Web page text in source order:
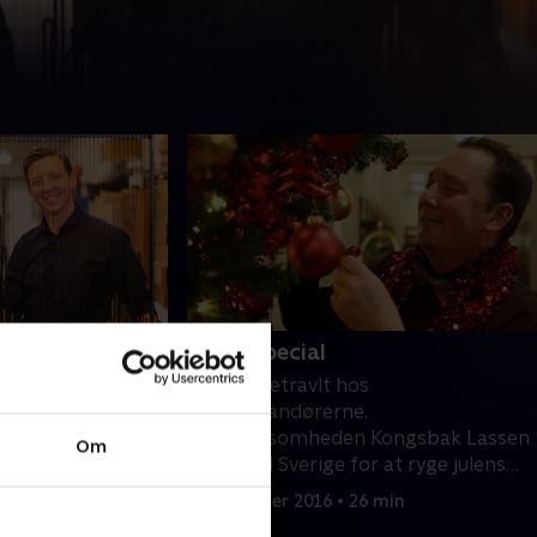
Om
6. Julespecial
Der er juletravlt hos
Hofleverandørerne.
Fiskevirksomheden Kongsbak Lassen
er kørt til Sverige for at ryge julens
laks og torsk. Bjarne Als skal lave en
5. december 2016 • 26 min